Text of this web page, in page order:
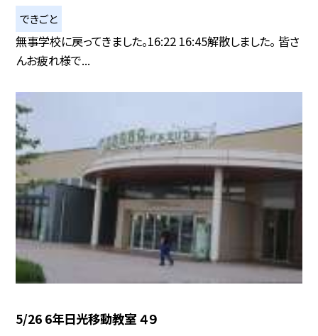
できごと
無事学校に戻ってきました。16:22 16:45解散しました。 皆さ
んお疲れ様で...
5/26 6年日光移動教室 ４９